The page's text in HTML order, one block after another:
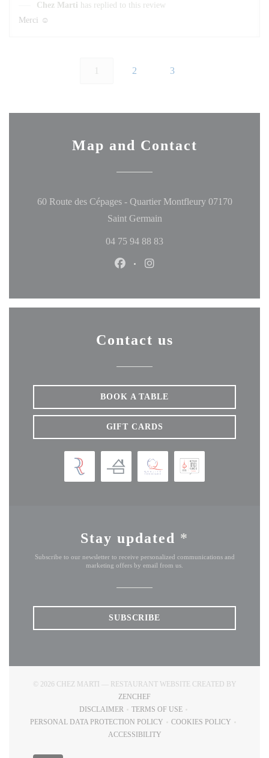
Chez Marti has replied to this review
Merci ☺️
1 2 3
Map and Contact
60 Route des Cépages - Quartier Montfleury 07170
Saint Germain((opens in a new window))
04 75 94 88 83
Facebook ((opens in a new
Contact us
BOOK A TABLE
GIFT CARDS
Stay updated *
Subscribe to our newsletter to receive personalized communications and
marketing offers by email from us.
SUBSCRIBE
© 2026 CHEZ MARTI — RESTAURANT WEBSITE CREATED BY
ZENCHEF
DISCLAIMER
TERMS OF USE
PERSONAL DATA PROTECTION POLICY
COOKIES POLICY
ACCESSIBILITY